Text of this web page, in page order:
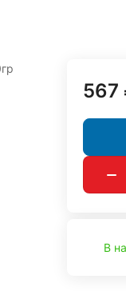
567
В